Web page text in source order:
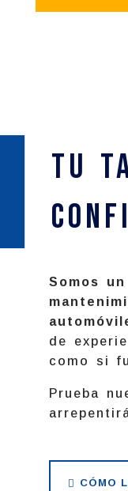
Tu
Somos
de
como si
Prueba
CÓMO